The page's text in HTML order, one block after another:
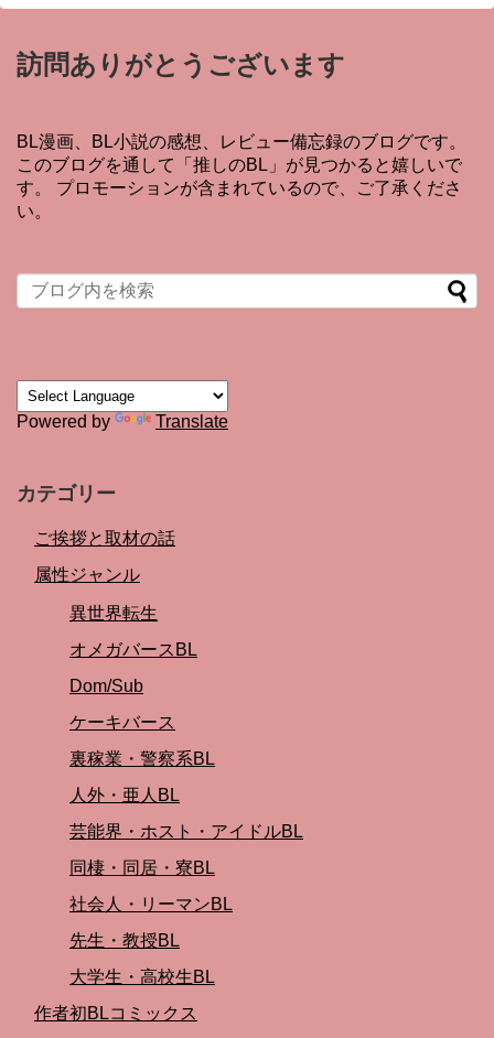
訪問ありがとうございます
BL漫画、BL小説の感想、レビュー備忘録のブログです。
このブログを通して「推しのBL」が見つかると嬉しいで
す。 プロモーションが含まれているので、ご了承くださ
い。
Powered by Translate
カテゴリー
ご挨拶と取材の話
属性ジャンル
異世界転生
オメガバースBL
Dom/Sub
ケーキバース
裏稼業・警察系BL
人外・亜人BL
芸能界・ホスト・アイドルBL
同棲・同居・寮BL
社会人・リーマンBL
先生・教授BL
大学生・高校生BL
作者初BLコミックス